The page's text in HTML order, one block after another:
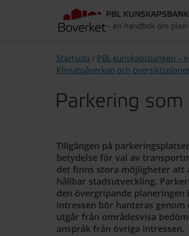
PBL
– en handbok om
Startsida / PBL kunskapsbanken –
Klimatpåverkan och
Parkering
Tillgången på
betydelse för val av
det finns stora möjligheter att
hållbar stadsutveckling.
den övergripande
intressen bör hanteras
utgår från områdesvisa
anspråk från övriga intressen.